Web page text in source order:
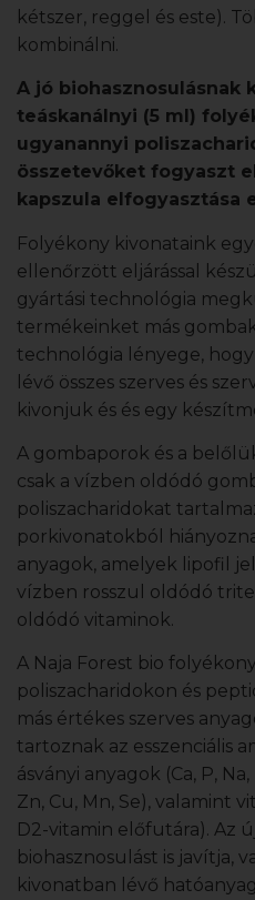
kétszer, reggel és este).
kombinálni.
A jó biohasznosulásnak
teáskanálnyi (5 ml)
ugyanannyi
összetevőket fogyaszt
kapszula elfogyasztása
Folyékony kivonataink
ellenőrzött eljárással
gyártási technológia
termékeinket más
technológia lényege,
lévő összes szerves és
kivonjuk és és egy
A gombaporok és a
csak a vízben oldódó
poliszacharidokat
porkivonatokból
anyagok, amelyek lipofil
vízben rosszul oldódó
oldódó vitaminok.
A Naja Forest bio
poliszacharidokon és
más értékes szerves
tartoznak az esszenciális
ásványi anyagok (Ca, P,
Zn, Cu, Mn, Se), valamint
D2-vitamin előfutára). Az
biohasznosulást is javítja,
kivonatban lévő